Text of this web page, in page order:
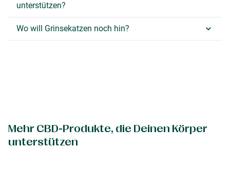
unterstützen?
Wo will Grinsekatzen noch hin?
Mehr CBD-Produkte, die Deinen Körper
unterstützen